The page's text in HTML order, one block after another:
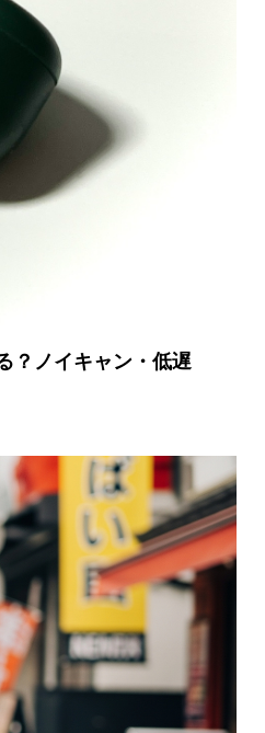
？ノイキャン・低遅